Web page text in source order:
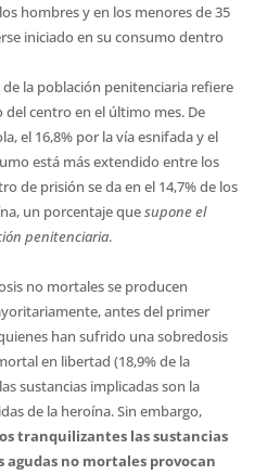
hombres y en los menores de 35
iniciado en su consumo dentro
de la población penitenciaria refiere
centro en el último mes. De
el 16,8% por la vía esnifada y el
está más extendido entre los
de prisión se da en el 14,7% de los
un porcentaje quesupone el
penitenciaria.
no mortales se producen
antes del primer
han sufrido una sobredosis
en libertad (18,9% de la
sustancias implicadas son la
de la heroína. Sin embargo,
tranquilizantes las sustancias
no mortales provocan